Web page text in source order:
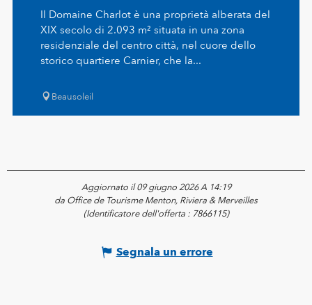
Il Domaine Charlot è una proprietà alberata del
XIX secolo di 2.093 m² situata in una zona
residenziale del centro città, nel cuore dello
storico quartiere Carnier, che la...
Beausoleil
Aggiornato il 09 giugno 2026 A 14:19
da Office de Tourisme Menton, Riviera & Merveilles
(Identificatore dell'offerta : 7866115)
Segnala un errore